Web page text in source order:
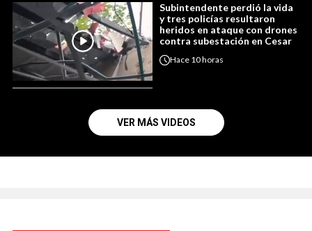
Subintendente perdió la vida
y tres policías resultaron
heridos en ataque con drones
contra subestación en Cesar
Hace 10 horas
VER MÁS VIDEOS